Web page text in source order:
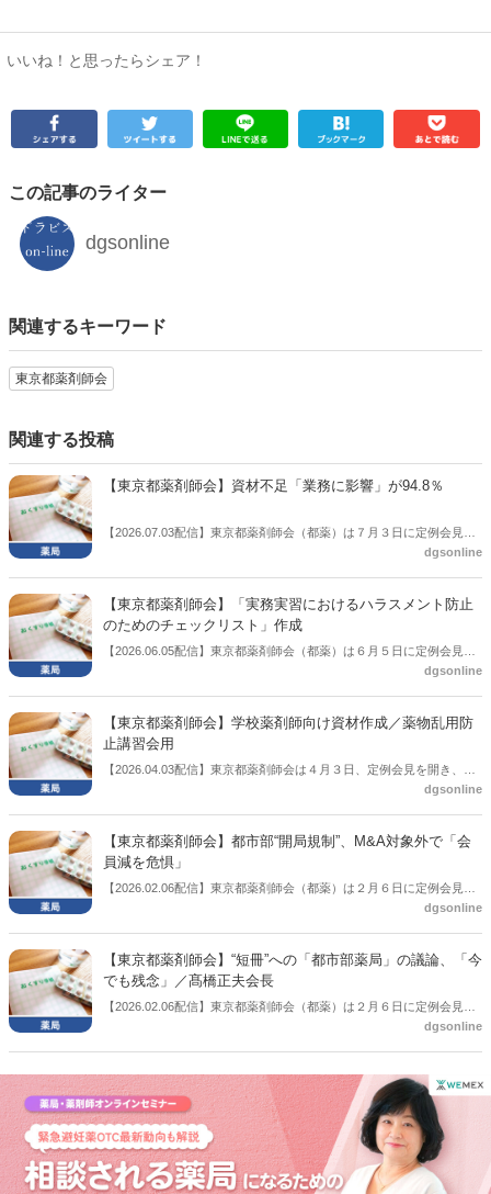
いいね！と思ったらシェア！
この記事のライター
dgsonline
関連するキーワード
東京都薬剤師会
関連する投稿
【東京都薬剤師会】資材不足「業務に影響」が94.8％
【2026.07.03配信】東京都薬剤師会（都薬）は７月３日に定例会見を
開き、「調剤資材供給不安に関する緊急実態調査」の集計結果を公表
dgsonline
【東京都薬剤師会】「実務実習におけるハラスメント防止
のためのチェックリスト」作成
【2026.06.05配信】東京都薬剤師会（都薬）は６月５日に定例会見を
開いた。その中で「実務実習におけるハラスメント防止のためのチェ
dgsonline
【東京都薬剤師会】学校薬剤師向け資材作成／薬物乱用防
止講習会用
【2026.04.03配信】東京都薬剤師会は４月３日、定例会見を開き、学
校薬剤師向けに薬物乱用防止講習会用資材を作成したことを報告し
dgsonline
【東京都薬剤師会】都市部“開局規制”、M&A対象外で「会
員減を危惧」
【2026.02.06配信】東京都薬剤師会（都薬）は２月６日に定例会見を
開き、この中で髙橋正夫会長は、次期調剤報酬改定の個別項目、いわ
会員減少になりかねないとの危惧を示した。
dgsonline
【東京都薬剤師会】“短冊”への「都市部薬局」の議論、「今
でも残念」／髙橋正夫会長
【2026.02.06配信】東京都薬剤師会（都薬）は２月６日に定例会見を
開き、この中で髙橋正夫会長は、次期調剤報酬改定の個別項目、いわ
した。
dgsonline